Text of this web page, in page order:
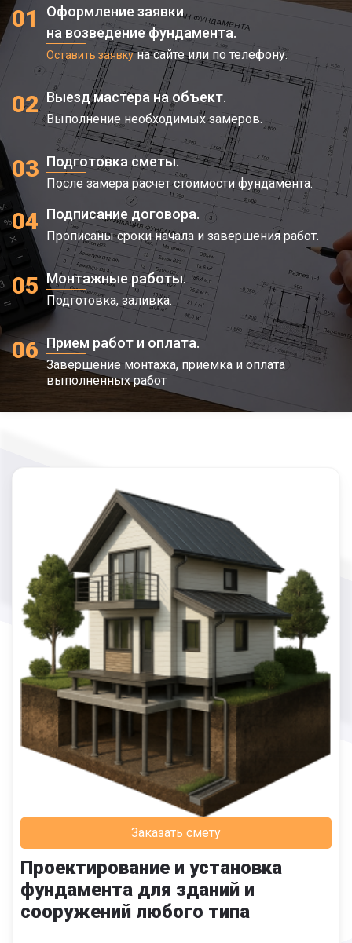
01
Оформление заявки
на возведение фундамента.
Оставить заявкуна сайте или по телефону.
02 Выезд мастера на объект.
Выполнение необходимых замеров.
03 Подготовка сметы.
После замера расчет стоимости фундамента.
04 Подписание договора.
Прописаны сроки начала и завершения работ.
05 Монтажные работы.
Подготовка, заливка.
06 Прием работ и оплата.
Завершение монтажа, приемка и оплата
выполненных работ
Заказать смету
Проектирование и установка
фундамента для зданий и
сооружений любого типа